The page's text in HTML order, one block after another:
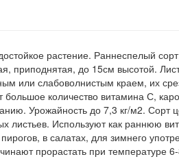
растение. Раннеспелый
приподнятая, до 15см высотой.
или слабоволнистым краем, их
количество витамина С,
Урожайность до 7,3 кг/м2.
листьев. Используют как раннюю
в салатах, для зимнего
прорастать при температуре 6-